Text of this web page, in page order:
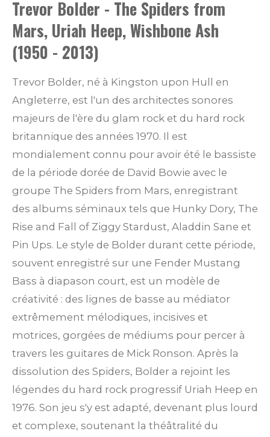
Trevor Bolder - The Spiders from
Mars, Uriah Heep, Wishbone Ash
(1950 - 2013)
Trevor Bolder, né à Kingston upon Hull en
Angleterre, est l'un des architectes sonores
majeurs de l'ère du glam rock et du hard rock
britannique des années 1970. Il est
mondialement connu pour avoir été le bassiste
de la période dorée de David Bowie avec le
groupe The Spiders from Mars, enregistrant
des albums séminaux tels que Hunky Dory, The
Rise and Fall of Ziggy Stardust, Aladdin Sane et
Pin Ups. Le style de Bolder durant cette période,
souvent enregistré sur une Fender Mustang
Bass à diapason court, est un modèle de
créativité : des lignes de basse au médiator
extrêmement mélodiques, incisives et
motrices, gorgées de médiums pour percer à
travers les guitares de Mick Ronson. Après la
dissolution des Spiders, Bolder a rejoint les
légendes du hard rock progressif Uriah Heep en
1976. Son jeu s'y est adapté, devenant plus lourd
et complexe, soutenant la théâtralité du